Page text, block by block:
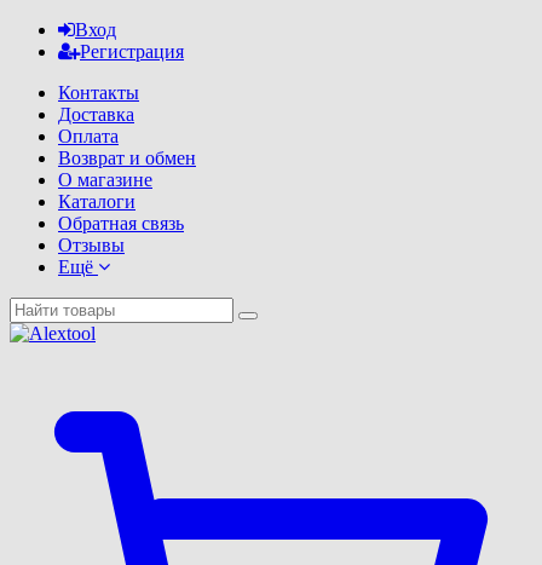
Вход
Регистрация
Контакты
Доставка
Оплата
Возврат и обмен
О магазине
Каталоги
Обратная связь
Отзывы
Ещё